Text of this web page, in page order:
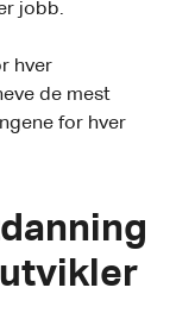
jobb.
hver
de mest
for hver
utvikler